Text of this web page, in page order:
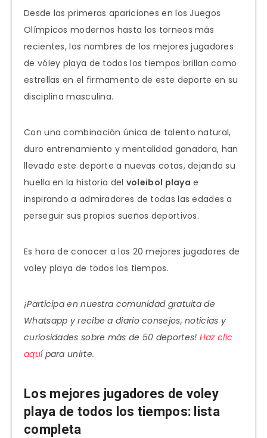
Desde las primeras apariciones en los Juegos
Olímpicos modernos hasta los torneos más
recientes, los nombres de los mejores jugadores
de vóley playa de todos los tiempos brillan como
estrellas en el firmamento de este deporte en su
disciplina masculina.
Con una combinación única de talento natural,
duro entrenamiento y mentalidad ganadora, han
llevado este deporte a nuevas cotas, dejando su
huella en la historia del voleibol playa e
inspirando a admiradores de todas las edades a
perseguir sus propios sueños deportivos.
Es hora de conocer a los 20 mejores jugadores de
voley playa de todos los tiempos.
¡Participa en nuestra comunidad gratuita de
Whatsapp y recibe a diario consejos, noticias y
curiosidades sobre más de 50 deportes! Haz clic
aquípara unirte.
Los mejores jugadores de voley
playa de todos los tiempos: lista
completa